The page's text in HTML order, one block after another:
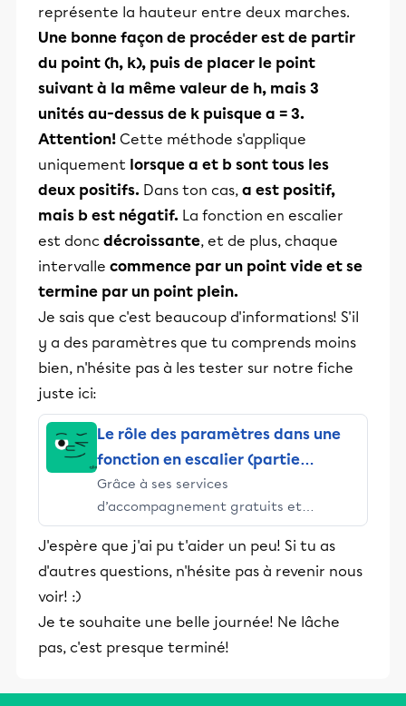
représente la hauteur entre deux marches.
Une bonne façon de procéder est de partir
du point (h, k), puis de placer le point
suivant à la même valeur de h, mais 3
unités au-dessus de k puisque a = 3.
Attention! Cette méthode s'applique
uniquement lorsque a et b sont tous les
deux positifs. Dans ton cas, a est positif,
mais b est négatif. La fonction en escalier
est donc décroissante, et de plus, chaque
intervalle commence par un point vide et se
termine par un point plein.
Je sais que c'est beaucoup d'informations! S'il
y a des paramètres que tu comprends moins
bien, n'hésite pas à les tester sur notre fiche
juste ici:
Le rôle des paramètres dans une
fonction en escalier (partie
entière)
Grâce à ses services
d’accompagnement gratuits et
stimulants, Alloprof engage les élèves
et leurs parents dans la réussite
éducative.
J'espère que j'ai pu t'aider un peu! Si tu as
d'autres questions, n'hésite pas à revenir nous
voir! :)
Je te souhaite une belle journée! Ne lâche
pas, c'est presque terminé!